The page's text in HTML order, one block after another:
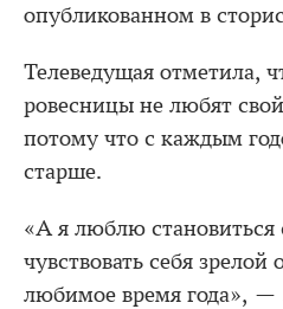
опубликованном в
Телеведущая отметила,
ровесницы не любят
потому что с каждым
старше.
«А я люблю
чувствовать себя
любимое время года», —